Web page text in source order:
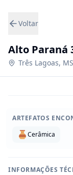
Voltar
Alto Paraná
Três Lagoas, MS
ARTEFATOS
Cerâmica
INFORMAÇÕES